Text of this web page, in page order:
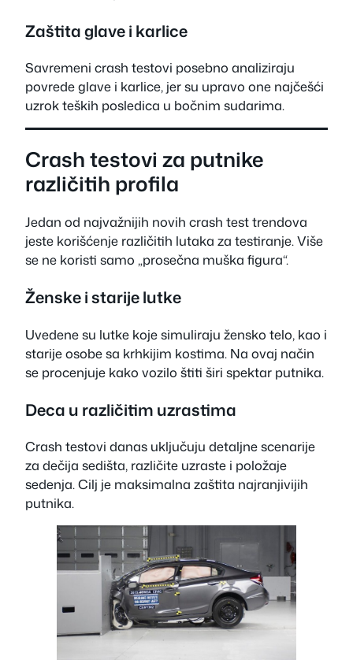
Zaštita glave i karlice
Savremeni crash testovi posebno analiziraju
povrede glave i karlice, jer su upravo one najčešći
uzrok teških posledica u bočnim sudarima.
Crash testovi za putnike
različitih profila
Jedan od najvažnijih novih crash test trendova
jeste korišćenje različitih lutaka za testiranje. Više
se ne koristi samo „prosečna muška figura“.
Ženske i starije lutke
Uvedene su lutke koje simuliraju žensko telo, kao i
starije osobe sa krhkijim kostima. Na ovaj način
se procenjuje kako vozilo štiti širi spektar putnika.
Deca u različitim uzrastima
Crash testovi danas uključuju detaljne scenarije
za dečija sedišta, različite uzraste i položaje
sedenja. Cilj je maksimalna zaštita najranjivijih
putnika.